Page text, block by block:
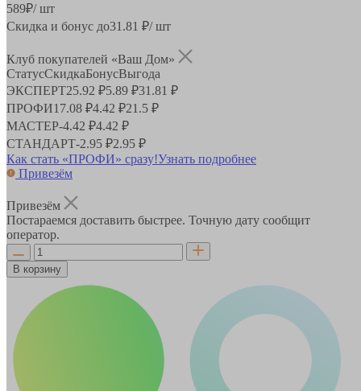
589₽/ шт
Скидка и бонус до31.81 ₽/ шт
Клуб покупателей «Ваш Дом»
СтатусСкидкаБонусВыгода
ЭКСПЕРТ25.92 ₽5.89 ₽31.81 ₽
ПРОФИ17.08 ₽4.42 ₽21.5 ₽
МАСТЕР-4.42 ₽4.42 ₽
СТАНДАРТ-2.95 ₽2.95 ₽
Как стать «ПРОФИ» сразу!Узнать подробнее
Привезём
Привезём
Постараемся доставить быстрее. Точную дату сообщит
оператор.
В корзину